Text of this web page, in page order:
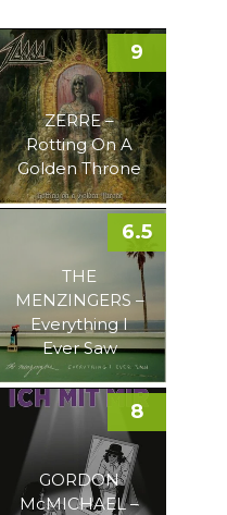
ZERRE –
Rotting On A
Golden Throne
9
THE
MENZINGERS –
Everything I
Ever Saw
6.5
GORDON
McMICHAEL –
8